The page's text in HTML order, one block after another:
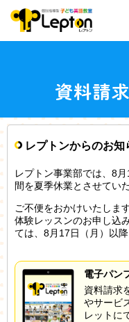
レプトンからのお知
レプトン事業部では、8
間を夏季休業とさせてい
ご不便をおかけいたしま
体験レッスンのお申し込
ては、8月17日（月）以
電子パン
資料請求
やサービ
レットに